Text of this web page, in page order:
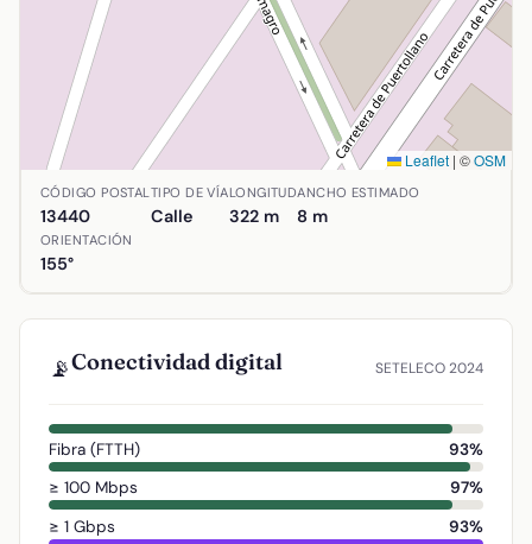
Leaflet | ©OSM
Ubicación de Avenida de Almagro en Argamasilla de
CÓDIGO POSTAL
13440
TIPO DE VÍA
Calle
LONGITUD
322 m
ANCHO ESTIMADO
8 m
ORIENTACIÓN
155°
📡Conectividad digital SETELECO 2024
Fibra (FTTH)
93%
≥ 100 Mbps
97%
≥ 1 Gbps
93%